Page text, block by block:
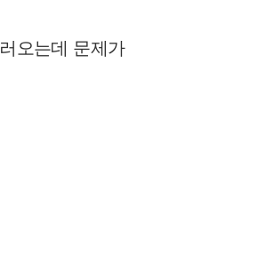
오는데 문제가